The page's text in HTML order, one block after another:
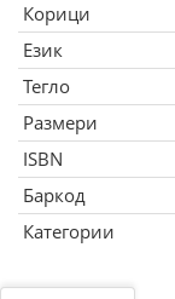
Корици
Език
Тегло
Размери
ISBN
Баркод
Категории